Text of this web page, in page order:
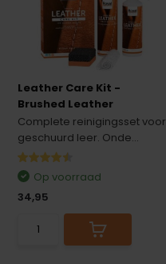
Leather Care Kit -
Brushed Leather
Complete reinigingsset voor
geschuurd leer. Onde...
Op voorraad
34,95